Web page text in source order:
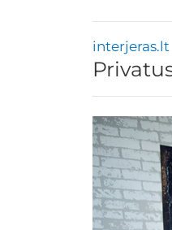
interjeras.lt